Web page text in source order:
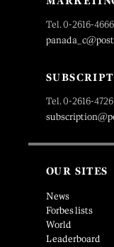
Tel. 0-2616-
Tel. 0-2616-4726
OUR SITES
News
Forbes lists
World
Leaderboard